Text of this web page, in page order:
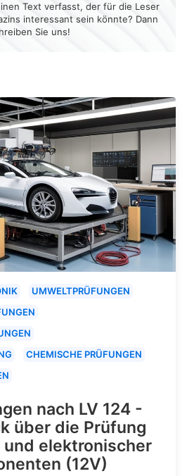
Text verfasst, der für die Leser
interessant sein könnte? Dann
Sie uns!
UMWELTPRÜFUNGEN
CHEMISCHE PRÜFUNGEN
nach LV 124 -
über die Prüfung
elektronischer
(12V)